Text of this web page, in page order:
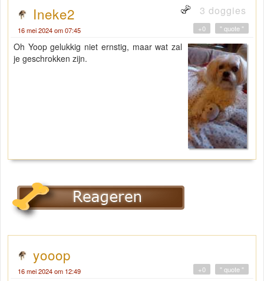
Ineke2 3 doggies
16 mei 2024 om 07:45 " quote "
+0
Oh Yoop gelukkig niet ernstig, maar wat zal
je geschrokken zijn.
yooop
16 mei 2024 om 12:49 " quote "
+0